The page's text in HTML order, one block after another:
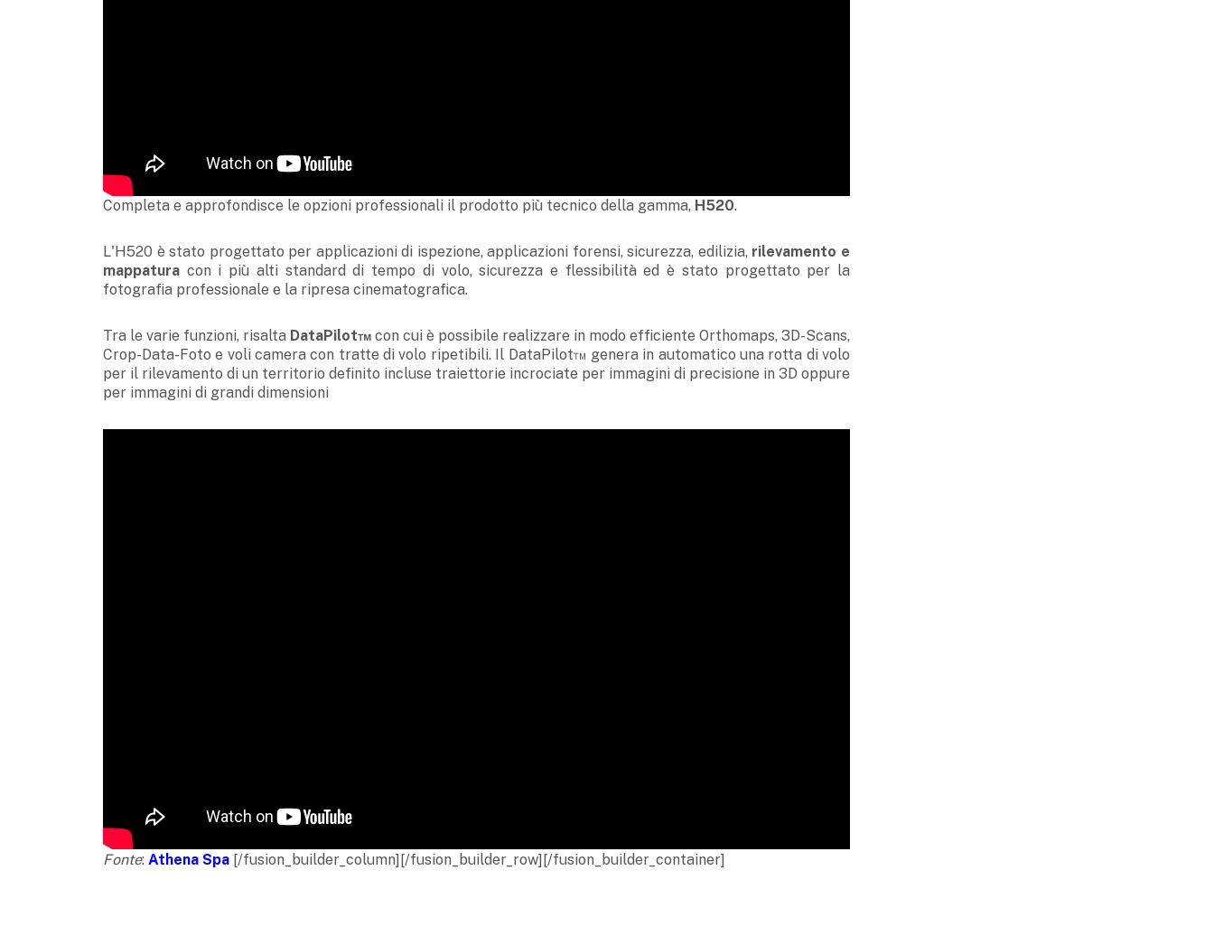
Completa e approfondisce le opzioni professionali il prodotto più tecnico della gamma, H520.
L'H520 è stato progettato per applicazioni di ispezione, applicazioni forensi, sicurezza, edilizia, rilevamento e
mappatura con i più alti standard di tempo di volo, sicurezza e flessibilità ed è stato progettato per la
fotografia professionale e la ripresa cinematografica.
Tra le varie funzioni, risalta DataPilot™ con cui è possibile realizzare in modo efficiente Orthomaps, 3D-Scans,
Crop-Data-Foto e voli camera con tratte di volo ripetibili. Il DataPilot™ genera in automatico una rotta di volo
per il rilevamento di un territorio definito incluse traiettorie incrociate per immagini di precisione in 3D oppure
per immagini di grandi dimensioni
Fonte: Athena Spa [/fusion_builder_column][/fusion_builder_row][/fusion_builder_container]